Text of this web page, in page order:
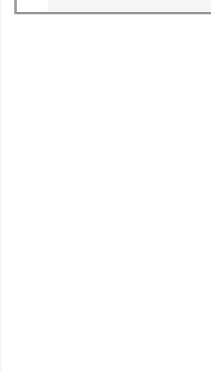
ア沖縄ほんとーーーーーー